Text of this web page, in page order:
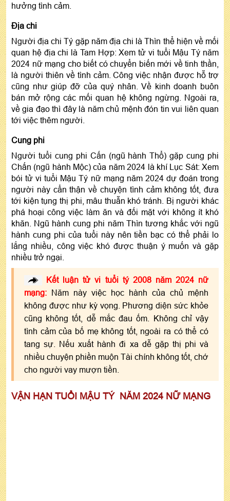
hưởng tình cảm.
Địa chi
Người địa chi Tý gặp năm địa chi là Thìn thể hiện về mối
quan hệ địa chi là Tam Hợp: Xem tử vi tuổi Mậu Tý năm
2024 nữ mạng cho biết có chuyển biến mới về tinh thần,
là người thiên về tình cảm. Công việc nhận được hỗ trợ
cũng như giúp đỡ của quý nhân. Về kinh doanh buôn
bán mở rộng các mối quan hệ không ngừng. Ngoài ra,
về gia đạo thì đây là năm chủ mệnh đón tin vui liên quan
tới việc thêm người.
Cung phi
Người tuổi cung phi Cấn (ngũ hành Thổ) gặp cung phi
Chấn (ngũ hành Mộc) của năm 2024 là khí Lục Sát: Xem
bói tử vi tuổi Mậu Tý nữ mạng năm 2024 dự đoán trong
người này cẩn thận về chuyện tình cảm không tốt, đưa
tới kiện tụng thị phi, mâu thuẫn khó tránh. Bị người khác
phá hoại công việc làm ăn và đối mặt với không ít khó
khăn. Ngũ hành cung phi năm Thìn tương khắc với ngũ
hành cung phi của tuổi này nên tiền bạc có thể phải lo
lắng nhiều, công việc khó được thuận ý muốn và gặp
nhiều trở ngại.
Kết luận tử vi tuổi tý 2008 năm 2024 nữ
mạng: Năm này việc học hành của chủ mệnh
không được như kỳ vọng. Phương diện sức khỏe
cũng không tốt, dễ mắc đau ốm. Không chỉ vậy
tình cảm của bố mẹ không tốt, ngoài ra có thể có
tang sự. Nếu xuất hành đi xa dễ gặp thị phi và
nhiều chuyện phiền muộn Tài chính không tốt, chớ
cho người vay mượn tiền.
VẬN HẠN TUỔI MẬU TÝ NĂM 2024 NỮ MẠNG